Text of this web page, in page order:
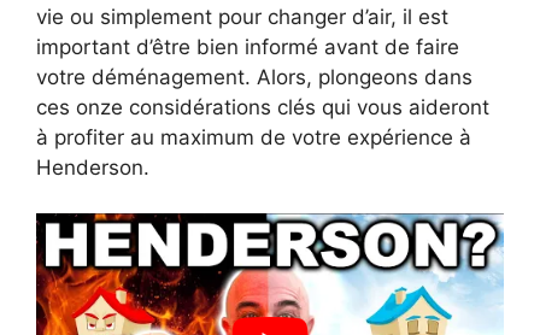
vie ou simplement pour changer d’air, il est
important d’être bien informé avant de faire
votre déménagement. Alors, plongeons dans
ces onze considérations clés qui vous aideront
à profiter au maximum de votre expérience à
Henderson.